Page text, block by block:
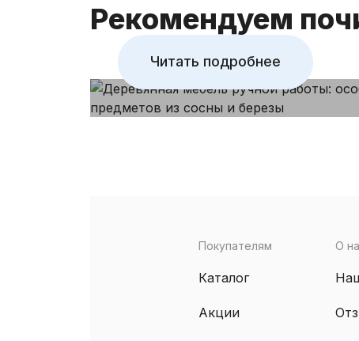
Рекомендуем
Читать подробнее
Покупателям
Каталог
Акции
О